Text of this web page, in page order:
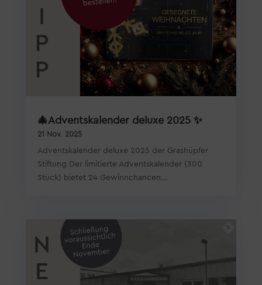
🎄Adventskalender deluxe 2025 ✨
21 Nov. 2025
Adventskalender deluxe 2025 der Grashüpfer
Stiftung Der limitierte Adventskalender (300
Stück) bietet 24 Gewinnchancen...